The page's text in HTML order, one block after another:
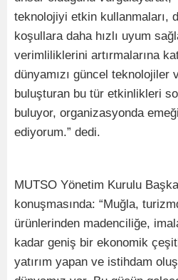
teknolojiyi etkin kullanmaları,
koşullara daha hızlı uyum
verimliliklerini artırmalarına
dünyamızı güncel teknolojiler
buluşturan bu tür etkinlikleri
buluyor, organizasyonda
ediyorum.” dedi.
MUTSO Yönetim Kurulu
konuşmasında: “Muğla,
ürünlerinden madenciliğe,
kadar geniş bir ekonomik
yatırım yapan ve istihdam